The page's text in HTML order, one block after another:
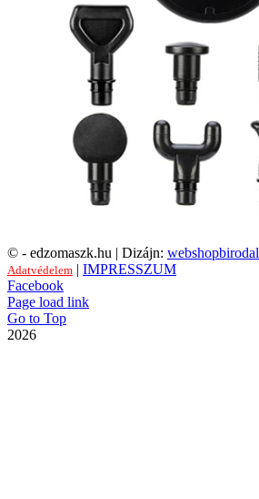
© - edzomaszk.hu | Dizájn:
Adatvédelem | IMPRESSZUM
Facebook
Page load link
Go to Top
2026